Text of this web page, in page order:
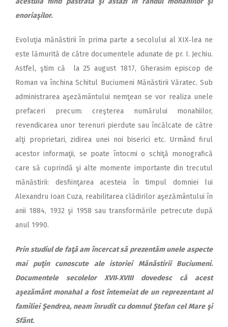
enoriaşilor.
Evoluţia mănăstirii în prima parte a secolului al XIX‑lea ne
este lămurită de către documentele adunate de pr. I. Jechiu.
Astfel, ştim că la 25 august 1817, Gherasim episcop de
Roman va închina Schitul Buciumeni Mănăstirii Văratec. Sub
administrarea aşezământului nemţean se vor realiza unele
prefaceri precum: creşterea numărului monahiilor,
revendicarea unor terenuri pierdute sau încălcate de către
alţi proprietari, zidirea unei noi biserici etc. Urmând firul
acestor informaţii, se poate întocmi o schiţă monografică
care să cuprindă şi alte momente importante din trecutul
mănăstirii: desfiinţarea acesteia în timpul domniei lui
Alexandru Ioan Cuza, reabilitarea clădirilor aşezământului în
anii 1884, 1932 şi 1958 sau transformările petrecute după
anul 1990.
Prin studiul de faţă am încercat să prezentăm unele aspecte
mai puţin cunoscute ale istoriei Mănăstirii Buciumeni.
Documentele secolelor XVII‑XVIII dovedesc că acest
aşezământ monahal a fost întemeiat de un reprezentant al
familiei Şendrea, neam înrudit cu domnul Ştefan cel Mare şi
Sfânt.